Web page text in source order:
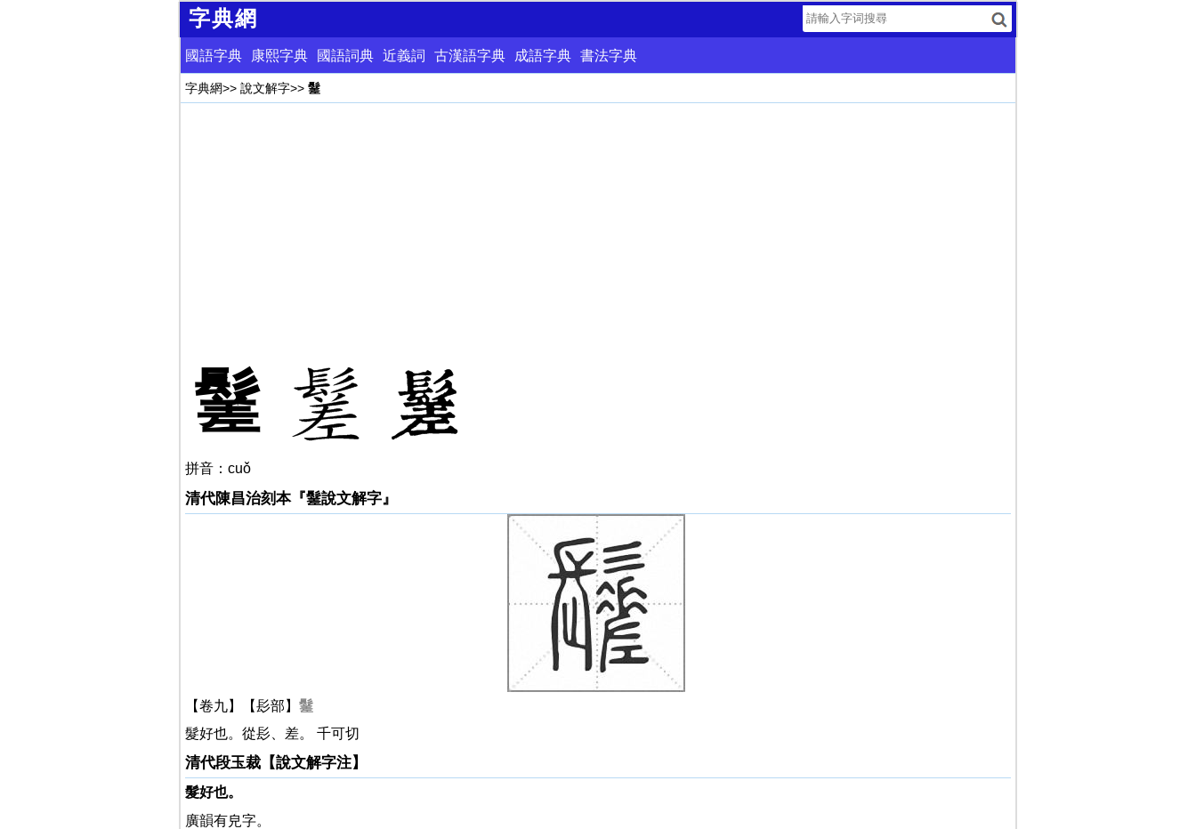
字典網
國語字典 康熙字典 國語詞典 近義詞 古漢語字典 成語字典 書法字典
字典網>> 說文解字>> 䰈
䰈
拼音：cuǒ
清代陳昌治刻本『䰈說文解字』
【卷九】【髟部】 䰈
髮好也。從髟、差。 千可切
清代段玉裁【說文解字注】
髮好也。
廣韻有皃字。